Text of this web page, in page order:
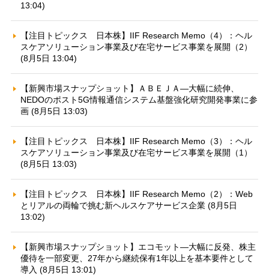
13:04)
【注目トピックス 日本株】IIF Research Memo（4）：ヘル
スケアソリューション事業及び在宅サービス事業を展開（2）
(8月5日 13:04)
【新興市場スナップショット】ＡＢＥＪＡ—大幅に続伸、
NEDOのポスト5G情報通信システム基盤強化研究開発事業に参
画 (8月5日 13:03)
【注目トピックス 日本株】IIF Research Memo（3）：ヘル
スケアソリューション事業及び在宅サービス事業を展開（1）
(8月5日 13:03)
【注目トピックス 日本株】IIF Research Memo（2）：Web
とリアルの両輪で挑む新ヘルスケアサービス企業 (8月5日
13:02)
【新興市場スナップショット】エコモット—大幅に反発、株主
優待を一部変更、27年から継続保有1年以上を基本要件として
導入 (8月5日 13:01)